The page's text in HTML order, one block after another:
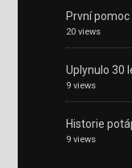
První pomoc
20 views
Uplynulo 30
9 views
Historie
9 views